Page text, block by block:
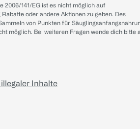
2006/141/EG ist es nicht möglich auf
oder andere Aktionen zu geben. Des
von Punkten für
möglich. Bei weiteren Fragen wende dich bitte
Inhalte